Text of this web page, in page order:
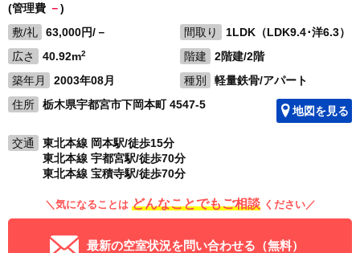
(管理費 －)
敷/礼
63,000円/－ 間取り
1LDK（LDK9.4･洋6.3）
広さ
40.92m2 階建
2階建/2階
築年月
2003年08月 種別
軽量鉄骨/アパート
住所
栃木県宇都宮市下岡本町 4547-5 地図を見る
交通
東北本線 岡本駅/徒歩15分
東北本線 宇都宮駅/徒歩70分
東北本線 宝積寺駅/徒歩70分
＼気になることは どんなことでもご相談 ください／
最新の空室状況を問い合わせる（無料）